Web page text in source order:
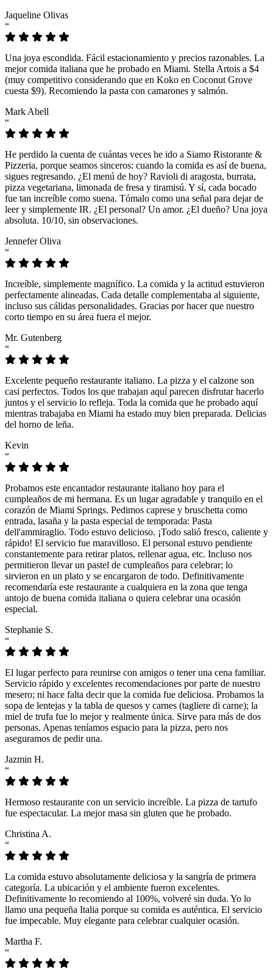
Jaqueline Olivas
“
Una joya escondida. Fácil estacionamiento y precios razonables. La
mejor comida italiana que he probado en Miami. Stella Artois a $4
(muy competitivo considerando que en Koko en Coconut Grove
cuesta $9). Recomiendo la pasta con camarones y salmón.
Mark Abell
“
He perdido la cuenta de cuántas veces he ido a Siamo Ristorante &
Pizzeria, porque seamos sinceros: cuando la comida es así de buena,
sigues regresando. ¿El menú de hoy? Ravioli di aragosta, burrata,
pizza vegetariana, limonada de fresa y tiramisú. Y sí, cada bocado
fue tan increíble como suena. Tómalo como una señal para dejar de
leer y simplemente IR. ¿El personal? Un amor. ¿El dueño? Una joya
absoluta. 10/10, sin observaciones.
Jennefer Oliva
“
Increíble, simplemente magnífico. La comida y la actitud estuvieron
perfectamente alineadas. Cada detalle complementaba al siguiente,
incluso sus cálidas personalidades. Gracias por hacer que nuestro
corto tiempo en su área fuera el mejor.
Mr. Gutenberg
“
Excelente pequeño restaurante italiano. La pizza y el calzone son
casi perfectos. Todos los que trabajan aquí parecen disfrutar hacerlo
juntos y el servicio lo refleja. Toda la comida que he probado aquí
mientras trabajaba en Miami ha estado muy bien preparada. Delicias
del horno de leña.
Kevin
“
Probamos este encantador restaurante italiano hoy para el
cumpleaños de mi hermana. Es un lugar agradable y tranquilo en el
corazón de Miami Springs. Pedimos caprese y bruschetta como
entrada, lasaña y la pasta especial de temporada: Pasta
dell'ammiraglio. Todo estuvo delicioso. ¡Todo salió fresco, caliente y
rápido! El servicio fue maravilloso. El personal estuvo pendiente
constantemente para retirar platos, rellenar agua, etc. Incluso nos
permitieron llevar un pastel de cumpleaños para celebrar; lo
sirvieron en un plato y se encargaron de todo. Definitivamente
recomendaría este restaurante a cualquiera en la zona que tenga
antojo de buena comida italiana o quiera celebrar una ocasión
especial.
Stephanie S.
“
El lugar perfecto para reunirse con amigos o tener una cena familiar.
Servicio rápido y excelentes recomendaciones por parte de nuestro
mesero; ni hace falta decir que la comida fue deliciosa. Probamos la
sopa de lentejas y la tabla de quesos y carnes (tagliere di carne); la
miel de trufa fue lo mejor y realmente única. Sirve para más de dos
personas. Apenas teníamos espacio para la pizza, pero nos
aseguramos de pedir una.
Jazmin H.
“
Hermoso restaurante con un servicio increíble. La pizza de tartufo
fue espectacular. La mejor masa sin gluten que he probado.
Christina A.
“
La comida estuvo absolutamente deliciosa y la sangría de primera
categoría. La ubicación y el ambiente fueron excelentes.
Definitivamente lo recomiendo al 100%, volveré sin duda. Yo lo
llamo una pequeña Italia porque su comida es auténtica. El servicio
fue impecable. Muy elegante para celebrar cualquier ocasión.
Martha F.
“